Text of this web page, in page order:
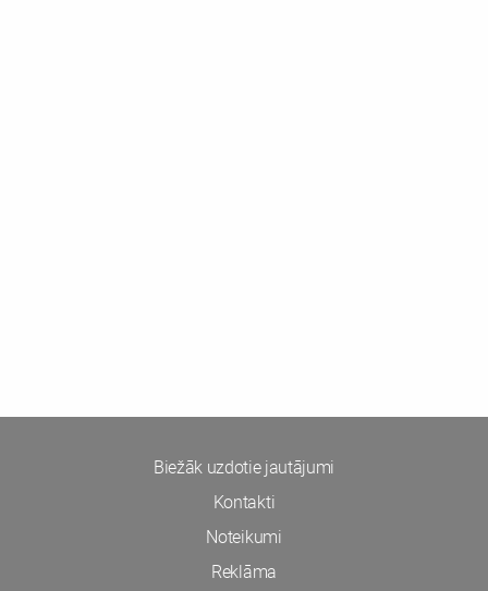
Biežāk uzdotie jautājumi
Kontakti
Noteikumi
Reklāma